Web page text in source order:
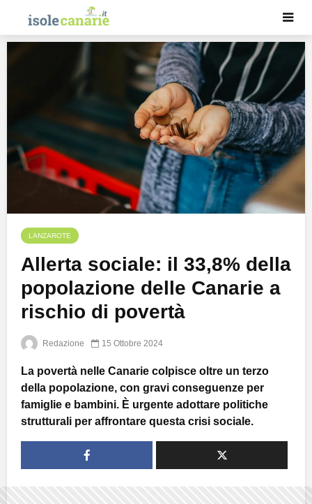
LANZAROTE
Allerta sociale: il 33,8% della
popolazione delle Canarie a
rischio di povertà
Redazione 15 Ottobre 2024
La povertà nelle Canarie colpisce oltre un terzo
della popolazione, con gravi conseguenze per
famiglie e bambini. È urgente adottare politiche
strutturali per affrontare questa crisi sociale.